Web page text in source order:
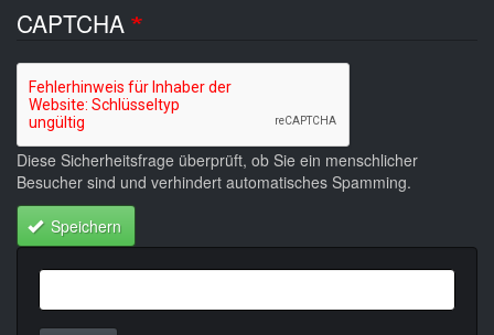
CAPTCHA
Diese Sicherheitsfrage überprüft, ob Sie ein menschlicher
Besucher sind und verhindert automatisches Spamming.
Speichern